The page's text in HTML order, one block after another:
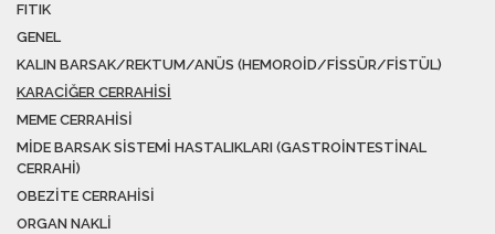
FITIK
GENEL
KALIN BARSAK/REKTUM/ANÜS (HEMOROID/FISSÜR/FISTÜL)
KARACIĞER CERRAHISI
MEME CERRAHISI
MIDE BARSAK SISTEMI HASTALIKLARI (GASTROINTESTINAL
CERRAHI)
OBEZITE CERRAHISI
ORGAN NAKLI